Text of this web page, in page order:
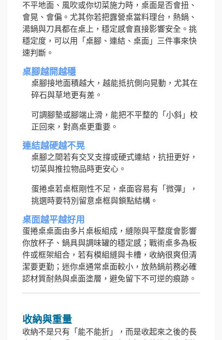
不平地面、風吹或你切菜施力時，桌面是否會扭、
會晃、會偏。尤其你若把露營桌當料理台，熱鍋、
湯鍋與刀具都在桌上，穩定感會直接影響安全。挑
穩定度，可以用「桌腳、連結、桌面」三件事來快
速判斷。
桌腳越開越穩
桌腳接地面積越大，越能抵抗側向晃動，尤其在
碎石與草地更有差。
可調腳墊或腳端止滑，能把不平整的「小斜」校
正回來，對高桌更重要。
連結越硬越不晃
桌腳之間若有交叉支撐或硬式連結，抗扭更好，
切菜與推拉物品時更安心。
蛋捲桌若桌框剛性不足，桌面容易有「微彈」，
挑選時要特別留意桌框與鎖點結構。
桌面越平越好用
蛋捲桌桌面由多片桌板組成，縫隙與平整度會影響
你放杯子、鍋具與調味罐的穩定感；戰術桌多為板
件或框架組合，若有模組縫與卡槽，收納很爽但清
潔要更勤；迷你桌通常桌面較小，放熱鍋前務必確
認材質耐熱與桌面塗層，避免留下不可逆的痕跡。
收納與重量
收納不是只有「能不能折」，而是收起來之後的長